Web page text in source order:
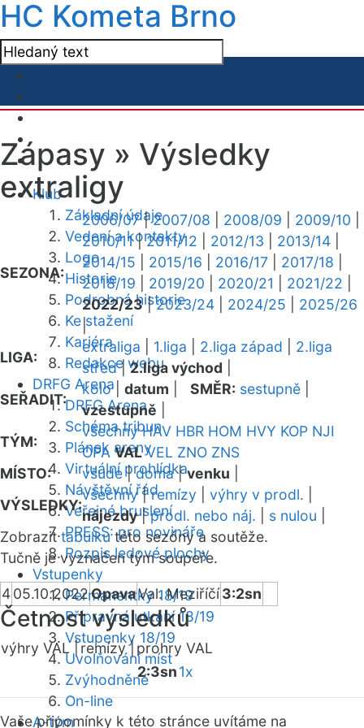
HC Kometa Brno
Klub
Základní údaje
Vedení a kontakty
Logo
Historie
Podrobná historie
Ke stažení
Kariéra
Redakce webu
DRFG Arena
DRFG Arena
Schéma tribun
Plánek areny
Virtuální prohlídka
Návštěvní řád
Veřejné bruslení
PRESS: pro novináře
Rozpis ledové plochy
Vstupenky
Permanentky 18/19
Přípravná utkání 18/19
Vstupenky 18/19
Uvolňování míst
Zvýhodněné
On-line
A-tým
Zápasy » Výsledky
extraligy
SEZONA:
2006/07|2007/08 2008/09 2009/10
2010/11|2011/12 2012/13 2013/14
2014/15
2015/16 2016/17 2017/18
2018/19
2019/20 2020/21 2021/22
2022/23|2023/24 2024/25
2025/26
|
LIGA:
extraliga 1.liga 2.liga západ
2.liga
střed|2.liga východ
SEŘADIT:
kolo| datum SMĚR: sestupně
vzestupně
TÝM:
všechny HAV HBR HOM HVY KOP NJI
OPA VAL VEL ZNO ZNS
MÍSTO:
všude|doma|venku
VÝSLEDKY:
všechny|remízy výhry v prodl.
nájezdy|prodl. nebo náj. s nulou
Zobrazittabulkutéto sezóny a soutěže.
Tučně je vyznačen tým soupeře.
405.10.2022OpavaVal. Meziříčí3:2sn
Četnost výsledků
výhry VAL |remízy | prohry VAL
2:3sn1x
Vaše připomínky k této stránce uvítáme na